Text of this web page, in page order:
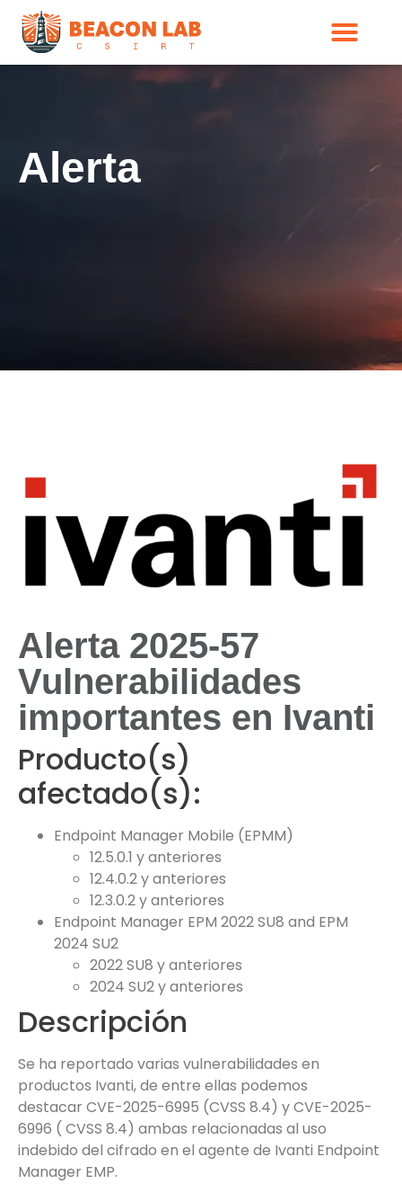
Alerta
Alerta 2025-57
Vulnerabilidades
importantes en Ivanti
Producto(s)
afectado(s):
Endpoint Manager Mobile (EPMM)
12.5.0.1 y anteriores
12.4.0.2 y anteriores
12.3.0.2 y anteriores
Endpoint Manager EPM 2022 SU8 and EPM
2024 SU2
2022 SU8 y anteriores
2024 SU2 y anteriores
Descripción
Se ha reportado varias vulnerabilidades en
productos Ivanti, de entre ellas podemos
destacar CVE-2025-6995 (CVSS 8.4) y CVE-2025-
6996 ( CVSS 8.4) ambas relacionadas al uso
indebido del cifrado en el agente de Ivanti Endpoint
Manager EMP.